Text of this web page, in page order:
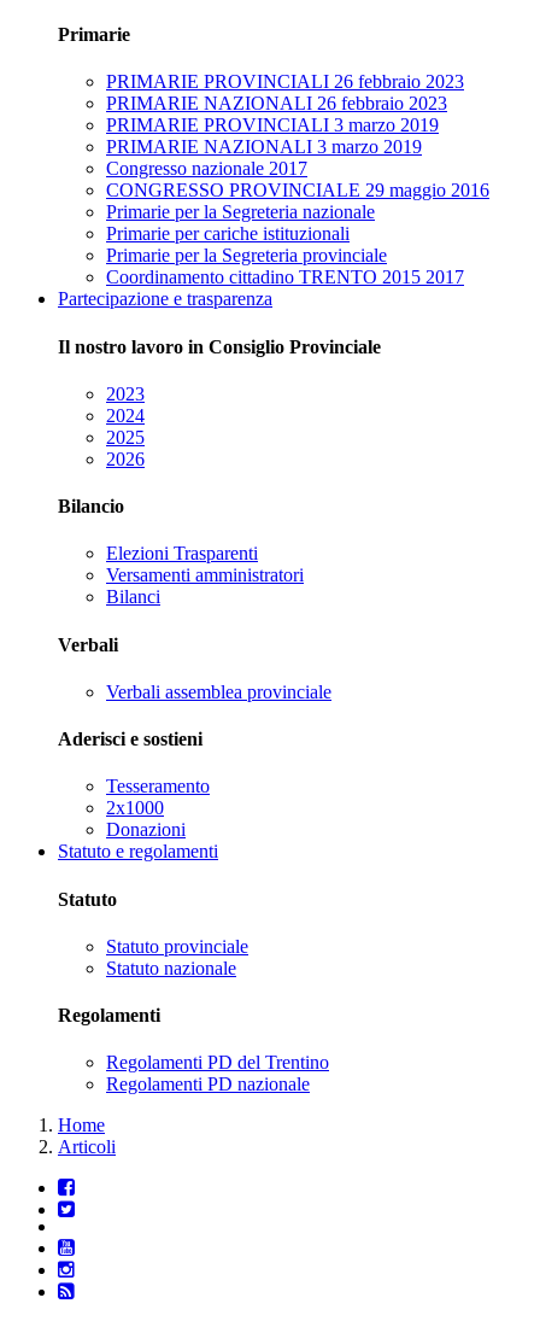
Primarie
PRIMARIE PROVINCIALI 26 febbraio 2023
PRIMARIE NAZIONALI 26 febbraio 2023
PRIMARIE PROVINCIALI 3 marzo 2019
PRIMARIE NAZIONALI 3 marzo 2019
Congresso nazionale 2017
CONGRESSO PROVINCIALE 29 maggio 2016
Primarie per la Segreteria nazionale
Primarie per cariche istituzionali
Primarie per la Segreteria provinciale
Coordinamento cittadino TRENTO 2015 2017
Partecipazione e trasparenza
Il nostro lavoro in Consiglio Provinciale
2023
2024
2025
2026
Bilancio
Elezioni Trasparenti
Versamenti amministratori
Bilanci
Verbali
Verbali assemblea provinciale
Aderisci e sostieni
Tesseramento
2x1000
Donazioni
Statuto e regolamenti
Statuto
Statuto provinciale
Statuto nazionale
Regolamenti
Regolamenti PD del Trentino
Regolamenti PD nazionale
Home
Articoli